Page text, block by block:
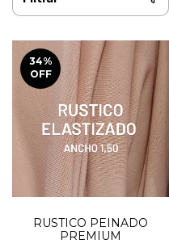
34%
OFF
RUSTICO PEINADO
PREMIUM